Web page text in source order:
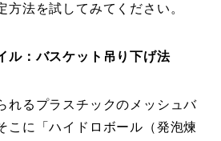
方法を試してみてください。
ル：バスケット吊り下げ法
れるプラスチックのメッシュバ
こに「ハイドロボール（発泡煉